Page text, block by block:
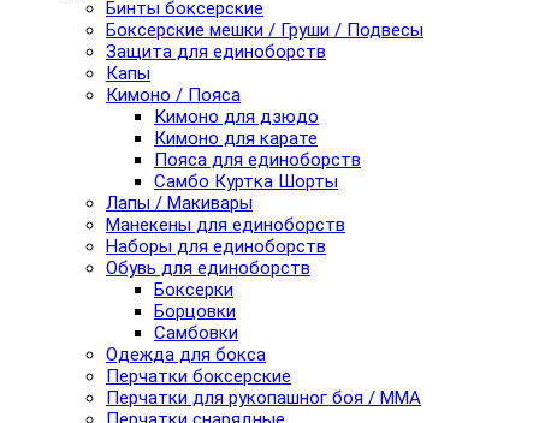
Бинты боксерские
Боксерские мешки / Груши / Подвесы
Защита для единоборств
Капы
Кимоно / Пояса
Кимоно для дзюдо
Кимоно для карате
Пояса для единоборств
Самбо Куртка Шорты
Лапы / Макивары
Манекены для единоборств
Наборы для единоборств
Обувь для единоборств
Боксерки
Борцовки
Самбовки
Одежда для бокса
Перчатки боксерские
Перчатки для рукопашног боя / ММА